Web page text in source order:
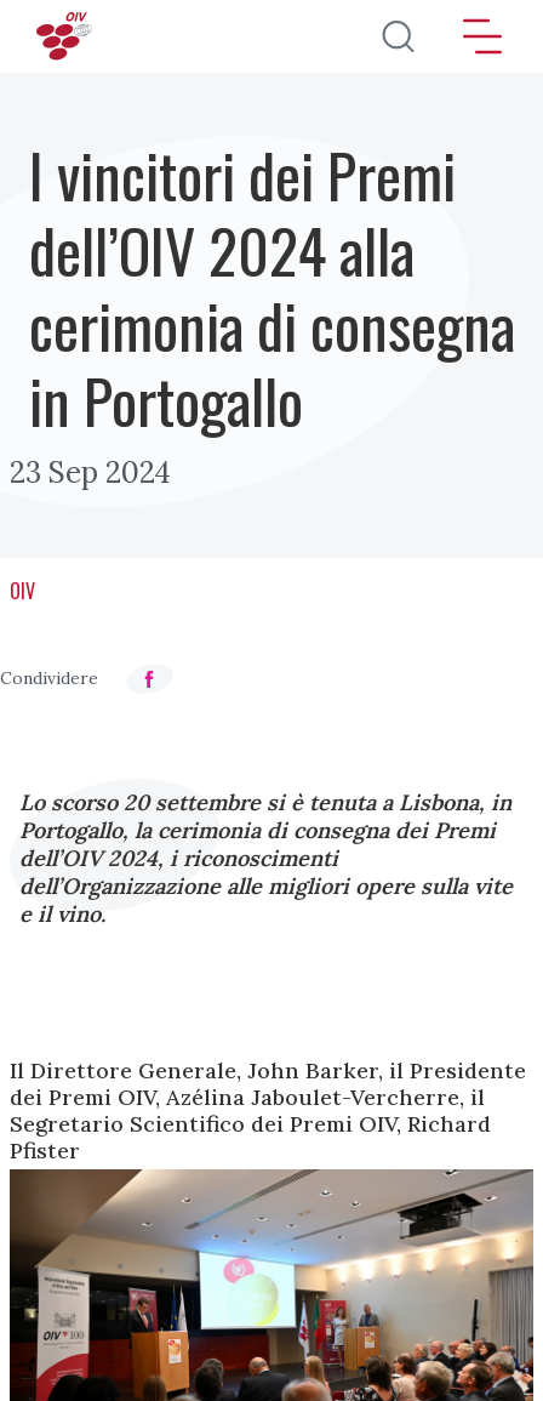
Salta al contenuto principale
I vincitori dei Premi
dell’OIV 2024 alla
cerimonia di consegna
in Portogallo
23 Sep 2024
OIV
Lo scorso 20 settembre si è tenuta a Lisbona, in
Portogallo, la cerimonia di consegna dei Premi
dell’OIV 2024, i riconoscimenti
dell’Organizzazione alle migliori opere sulla vite
e il vino.
Il Direttore Generale, John Barker, il Presidente
dei Premi OIV, Azélina Jaboulet-Vercherre, il
Segretario Scientifico dei Premi OIV, Richard
Pfister